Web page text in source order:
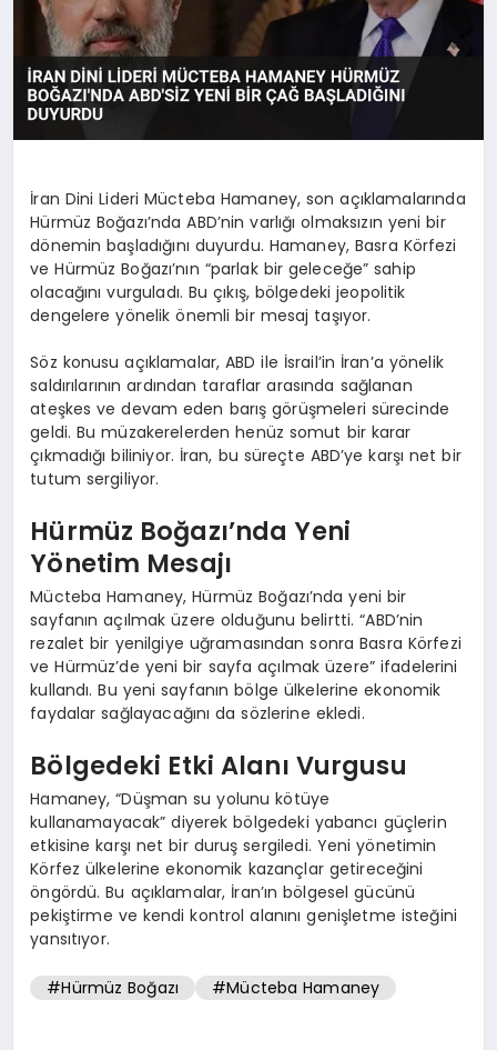
TEKNOLOJI
İran Dini Lideri Mücteba Hamaney, son açıklamalarında
Hürmüz Boğazı’nda ABD’nin varlığı olmaksızın yeni bir
dönemin başladığını duyurdu. Hamaney, Basra Körfezi
ve Hürmüz Boğazı’nın “parlak bir geleceğe” sahip
olacağını vurguladı. Bu çıkış, bölgedeki jeopolitik
dengelere yönelik önemli bir mesaj taşıyor.
Söz konusu açıklamalar, ABD ile İsrail’in İran’a yönelik
saldırılarının ardından taraflar arasında sağlanan
ateşkes ve devam eden barış görüşmeleri sürecinde
geldi. Bu müzakerelerden henüz somut bir karar
çıkmadığı biliniyor. İran, bu süreçte ABD’ye karşı net bir
tutum sergiliyor.
Hürmüz Boğazı’nda Yeni
Yönetim Mesajı
Mücteba Hamaney, Hürmüz Boğazı’nda yeni bir
sayfanın açılmak üzere olduğunu belirtti. “ABD’nin
rezalet bir yenilgiye uğramasından sonra Basra Körfezi
ve Hürmüz’de yeni bir sayfa açılmak üzere” ifadelerini
kullandı. Bu yeni sayfanın bölge ülkelerine ekonomik
faydalar sağlayacağını da sözlerine ekledi.
Bölgedeki Etki Alanı Vurgusu
Hamaney, “Düşman su yolunu kötüye
kullanamayacak” diyerek bölgedeki yabancı güçlerin
etkisine karşı net bir duruş sergiledi. Yeni yönetimin
Körfez ülkelerine ekonomik kazançlar getireceğini
öngördü. Bu açıklamalar, İran’ın bölgesel gücünü
pekiştirme ve kendi kontrol alanını genişletme isteğini
yansıtıyor.
#Hürmüz Boğazı #Mücteba Hamaney